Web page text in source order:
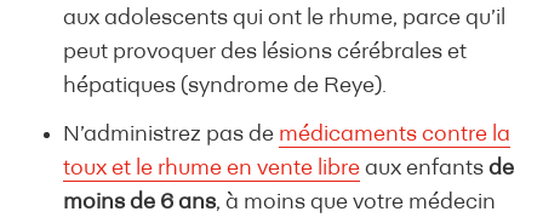
aux adolescents qui ont le rhume, parce qu’il
peut provoquer des lésions cérébrales et
hépatiques (syndrome de Reye).
N’administrez pas de médicaments contre la
toux et le rhume en vente libre aux enfants de
moins de 6 ans, à moins que votre médecin